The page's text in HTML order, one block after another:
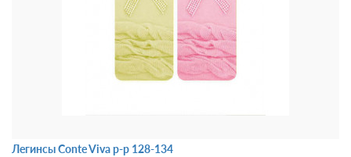
Легинсы Conte Viva р-р 128-134